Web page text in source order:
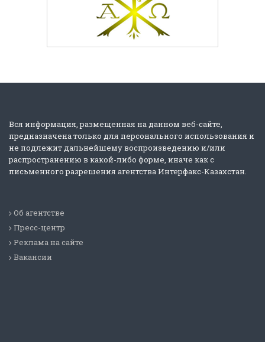
Вся информация, размещенная на данном веб-сайте,
предназначена только для персонального использования и
не подлежит дальнейшему воспроизведению и/или
распространению в какой-либо форме, иначе как с
письменного разрешения агентства Интерфакс-Казахстан.
Об агентстве
Пресс-центр
Реклама на сайте
Вакансии